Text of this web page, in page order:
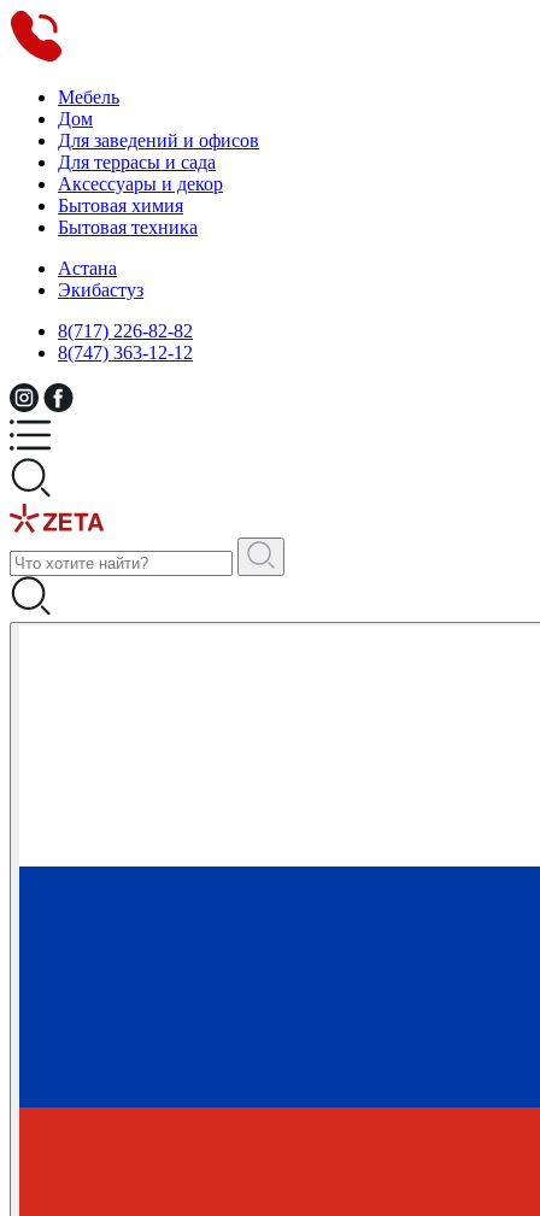
Мебель
Дом
Для заведений и офисов
Для террасы и сада
Аксессуары и декор
Бытовая химия
Бытовая техника
Астана
Экибастуз
8(717) 226-82-82
8(747) 363-12-12